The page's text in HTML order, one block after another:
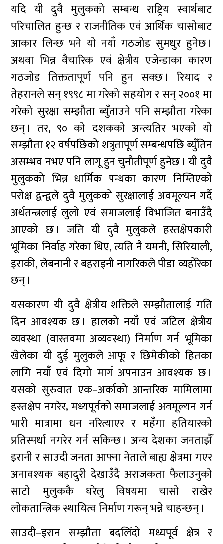
यदि यी दुवै मुलुकको सम्बन्ध राष्ट्रिय स्वार्थबाट
परिचालित हुन्छ र राजनीतिक एवं आर्थिक चासोबाट
आकार लिन्छ भने यो नयाँ गठजोड सुमधुर हुनेछ ।
अथवा भिन्न वैचारिक एवं क्षेत्रीय एजेन्डाका कारण
गठजोड तिक्ततापूर्ण पनि हुन सक्छ । रियाद र
तेहरानले सन् १९९८ मा गरेको सहयोग र सन् २००१ मा
गरेको सुरक्षा सम्झौता ब्युँताउने पनि सम्झौता गरेका
छन् । तर, ९० को दशकको अन्त्यतिर भएको यो
सम्झौता १२ वर्षपछिको शत्रुतापूर्ण सम्बन्धपछि ब्युँतिन
असम्भव नभए पनि लागू हुन चुनौतीपूर्ण हुनेछ । यी दुवै
मुलुकको भिन्न धार्मिक पन्थका कारण निम्तिएको
परोक्ष द्वन्द्वले दुवै मुलुकको सुरक्षालाई अवमूल्यन गर्दै
अर्थतन्त्रलाई लुलो एवं समाजलाई विभाजित बनाउँदै
आएको छ । जति यी दुवै मुलुकले हस्तक्षेपकारी
भूमिका निर्वाह गरेका थिए, त्यति नै यमनी, सिरियाली,
इराकी, लेबनानी र बहराइनी नागरिकले पीडा व्यहोरेका
छन् ।
यसकारण यी दुवै क्षेत्रीय शक्तिले सम्झौतालाई गति
दिन आवश्यक छ । हालको नयाँ एवं जटिल क्षेत्रीय
व्यवस्था (वास्तवमा अव्यवस्था) निर्माण गर्न भूमिका
खेलेका यी दुई मुलुकले आफू र छिमेकीको हितका
लागि नयाँ एवं दिगो मार्ग अपनाउन आवश्यक छ ।
यसको सुरुवात एक–अर्काको आन्तरिक मामिलामा
हस्तक्षेप नगरेर, मध्यपूर्वको समाजलाई अवमूल्यन गर्न
भारी मात्रामा धन नरित्याएर र महँगा हतियारको
प्रतिस्पर्धा नगरेर गर्न सकिन्छ । अन्य देशका जनताझैँ
इरानी र साउदी जनता आफ्ना नेताले बाह्य क्षेत्रमा गएर
अनावश्यक बहादुरी देखाउँदै अराजकता फैलाउनुको
साटो मुलुककै घरेलु विषयमा चासो राखेर
लोकतान्त्रिक स्थायित्व निर्माण गरून् भन्ने चाहन्छन् ।
साउदी–इरान सम्झौता बदलिँदो मध्यपूर्व क्षेत्र र